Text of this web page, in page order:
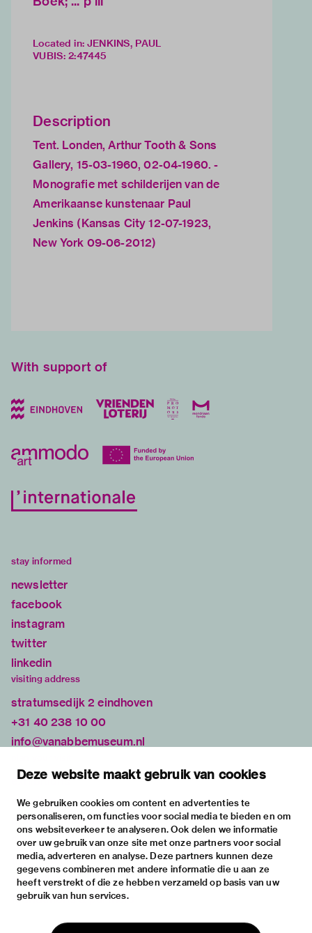
Deze website maakt gebruik van cookies
We gebruiken cookies om content en advertenties te
personaliseren, om functies voor social media te bieden en om
ons websiteverkeer te analyseren. Ook delen we informatie
over uw gebruik van onze site met onze partners voor social
media, adverteren en analyse. Deze partners kunnen deze
gegevens combineren met andere informatie die u aan ze
heeft verstrekt of die ze hebben verzameld op basis van uw
gebruik van hun services.
Located in: JENKINS, PAUL
VUBIS: 2:47445
Description
Tent. Londen, Arthur Tooth & Sons
Gallery, 15-03-1960, 02-04-1960. -
Monografie met schilderijen van de
Amerikaanse kunstenaar Paul
Jenkins (Kansas City 12-07-1923,
New York 09-06-2012)
With support of
stay informed
newsletter
facebook
instagram
twitter
linkedin
visiting address
stratumsedijk 2 eindhoven
+31 40 238 10 00
info@vanabbemuseum.nl
exhibitions
activities
practical information
about
the museum
the collection
foundations & partners